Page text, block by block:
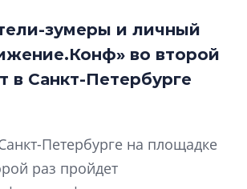
зумеры и личный
во второй
в Санкт-Петербурге
Петербурге на площадке
раз пройдет